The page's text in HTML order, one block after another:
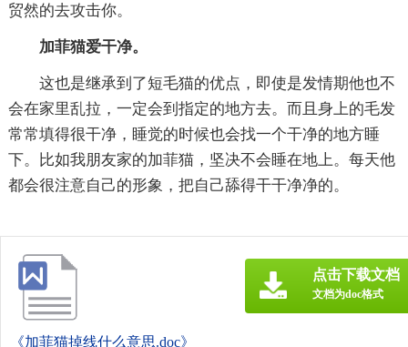
贸然的去攻击你。
加菲猫爱干净。
这也是继承到了短毛猫的优点，即使是发情期他也不
会在家里乱拉，一定会到指定的地方去。而且身上的毛发
常常填得很干净，睡觉的时候也会找一个干净的地方睡
下。比如我朋友家的加菲猫，坚决不会睡在地上。每天他
都会很注意自己的形象，把自己舔得干干净净的。
《加菲猫掉线什么意思.doc》
点击下载文档
文档为doc格式